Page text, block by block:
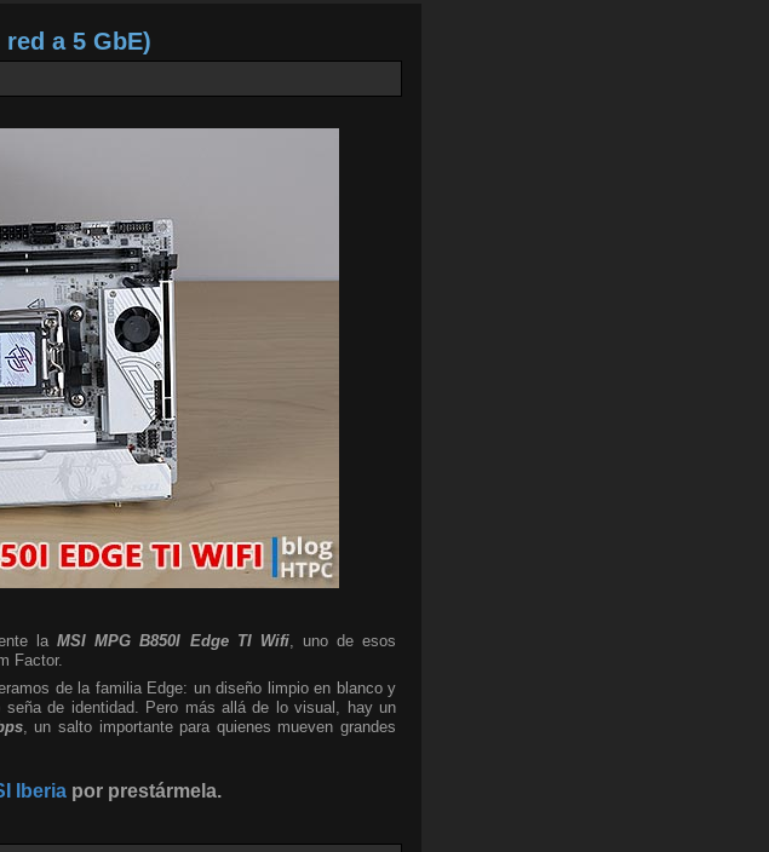
a 5 GbE)
laMSI MPG B850I Edge TI Wifi, uno de esos
Factor.
de la familia Edge: un diseño limpio en blanco y
de identidad. Pero más allá de lo visual, hay un
, un salto importante para quienes mueven grandes
Iberiapor prestármela.